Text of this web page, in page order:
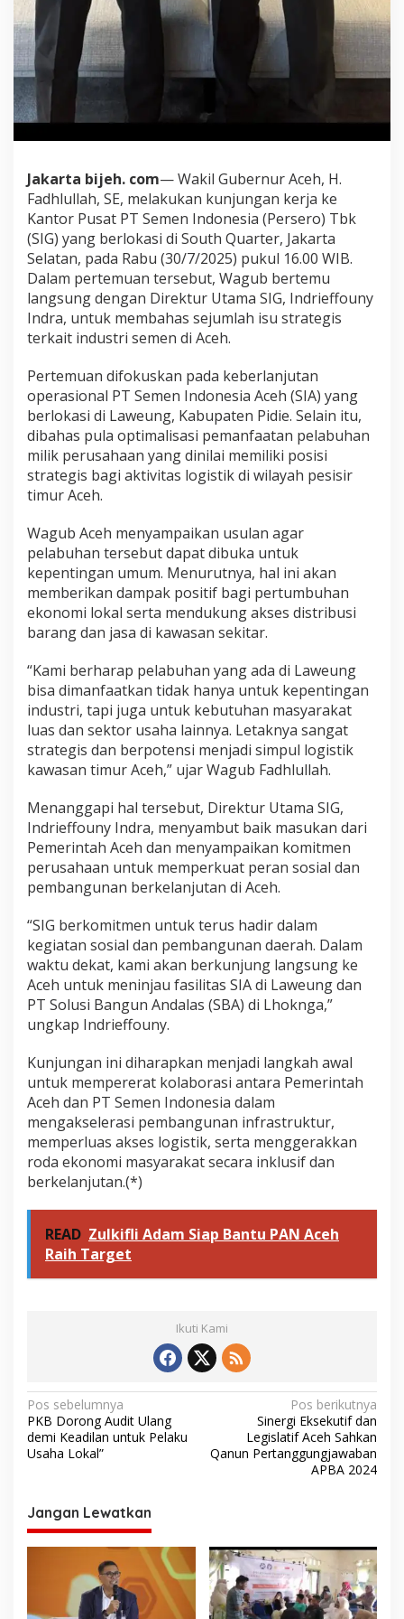
m
e
i
a
i
b
u
k
a
u
n
t
k
U
m
u
m
Jakarta bijeh. com— Wakil Gubernur Aceh, H.
Fadhlullah, SE, melakukan kunjungan kerja ke
Kantor Pusat PT Semen Indonesia (Persero) Tbk
(SIG) yang berlokasi di South Quarter, Jakarta
Selatan, pada Rabu (30/7/2025) pukul 16.00 WIB.
Dalam pertemuan tersebut, Wagub bertemu
langsung dengan Direktur Utama SIG, Indrieffouny
Indra, untuk membahas sejumlah isu strategis
terkait industri semen di Aceh.
Pertemuan difokuskan pada keberlanjutan
operasional PT Semen Indonesia Aceh (SIA) yang
berlokasi di Laweung, Kabupaten Pidie. Selain itu,
dibahas pula optimalisasi pemanfaatan pelabuhan
milik perusahaan yang dinilai memiliki posisi
strategis bagi aktivitas logistik di wilayah pesisir
timur Aceh.
Wagub Aceh menyampaikan usulan agar
pelabuhan tersebut dapat dibuka untuk
kepentingan umum. Menurutnya, hal ini akan
memberikan dampak positif bagi pertumbuhan
ekonomi lokal serta mendukung akses distribusi
barang dan jasa di kawasan sekitar.
“Kami berharap pelabuhan yang ada di Laweung
bisa dimanfaatkan tidak hanya untuk kepentingan
industri, tapi juga untuk kebutuhan masyarakat
luas dan sektor usaha lainnya. Letaknya sangat
strategis dan berpotensi menjadi simpul logistik
kawasan timur Aceh,” ujar Wagub Fadhlullah.
Menanggapi hal tersebut, Direktur Utama SIG,
Indrieffouny Indra, menyambut baik masukan dari
Pemerintah Aceh dan menyampaikan komitmen
perusahaan untuk memperkuat peran sosial dan
pembangunan berkelanjutan di Aceh.
“SIG berkomitmen untuk terus hadir dalam
kegiatan sosial dan pembangunan daerah. Dalam
waktu dekat, kami akan berkunjung langsung ke
Aceh untuk meninjau fasilitas SIA di Laweung dan
PT Solusi Bangun Andalas (SBA) di Lhoknga,”
ungkap Indrieffouny.
Kunjungan ini diharapkan menjadi langkah awal
untuk mempererat kolaborasi antara Pemerintah
Aceh dan PT Semen Indonesia dalam
mengakselerasi pembangunan infrastruktur,
memperluas akses logistik, serta menggerakkan
roda ekonomi masyarakat secara inklusif dan
berkelanjutan.(*)
READ Zulkifli Adam Siap Bantu PAN Aceh
Raih Target
Ikuti Kami
N
a
v
g
a
p
Pos sebelumnya
PKB Dorong Audit Ulang
demi Keadilan untuk Pelaku
Usaha Lokal”
Pos berikutnya
Sinergi Eksekutif dan
Legislatif Aceh Sahkan
Qanun Pertanggungjawaban
APBA 2024
Jangan Lewatkan